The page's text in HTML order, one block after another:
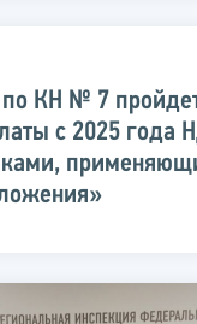
КН № 7
с 2025 года